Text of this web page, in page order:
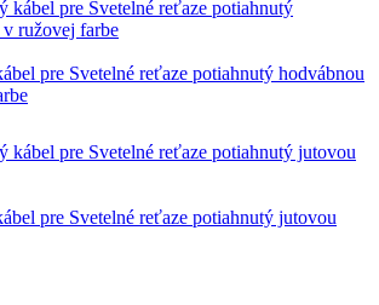
pre Svetelné reťaze potiahnutý hodvábnou
pre Svetelné reťaze potiahnutý jutovou